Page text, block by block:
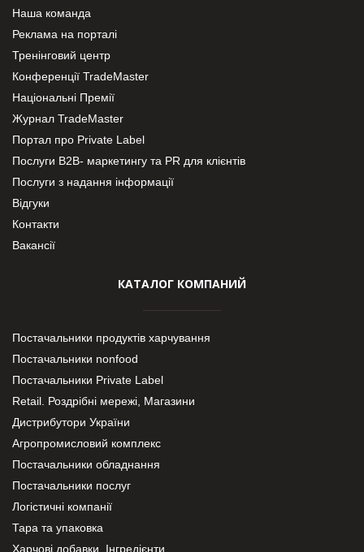
Наша команда
Реклама на порталі
Тренінговий центр
Конференції TradeMaster
Національні Премії
Журнал TradeMaster
Портал про Private Label
Послуги В2В- маркетингу та PR для клієнтів
Послуги з надання інформації
Відгуки
Контакти
Вакансії
КАТАЛОГ КОМПАНИЙ
Постачальники продуктів харчування
Постачальники nonfood
Постачальники Private Label
Retail. Роздрібні мережі, Магазини
Дистрибутори України
Агропромисловий комплекс
Постачальники обладнання
Постачальники послуг
Логістичні компанії
Тара та упаковка
Харчові добавки. Інгредієнти.